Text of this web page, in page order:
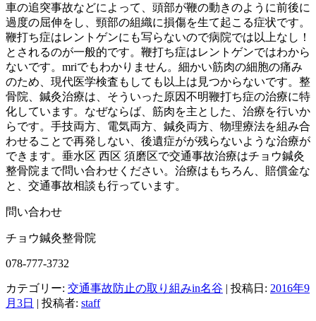
車の追突事故などによって、頭部が鞭の動きのように前後に
過度の屈伸をし、頸部の組織に損傷を生て起こる症状です。
鞭打ち症はレントゲンにも写らないので病院では以上なし！
とされるのが一般的です。鞭打ち症はレントゲンではわから
ないです。mriでもわかりません。細かい筋肉の細胞の痛み
のため、現代医学検査もしても以上は見つからないです。整
骨院、鍼灸治療は、そういった原因不明鞭打ち症の治療に特
化しています。なぜならば、筋肉を主とした、治療を行いか
らです。手技両方、電気両方、鍼灸両方、物理療法を組み合
わせることで再発しない、後遺症がが残らないような治療が
できます。垂水区 西区 須磨区で交通事故治療はチョウ鍼灸
整骨院まで問い合わせください。治療はもちろん、賠償金な
と、交通事故相談も行っています。
問い合わせ
チョウ鍼灸整骨院
078-777-3732
カテゴリー: 交通事故防止の取り組みin名谷 | 投稿日: 2016年9
月3日 | 投稿者: staff